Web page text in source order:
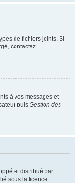
de fichiers joints. Si
contactez
à vos messages et
puis Gestion des
et distribué par
sous la licence